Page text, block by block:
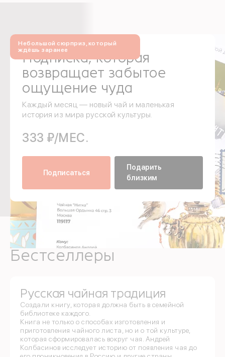
Небольшой сюрприз, который
ждёшь заранее
Подписка, которая
возвращает забытое
ощущение чуда
Каждый месяц — новый чай и маленькая
история из мира русской культуры.
333 ₽/МЕС.
Подписаться
Подарить
близким
Бестселлеры
Русская чайная традиция
Создали книгу, которая должна быть в семейной
библиотеке каждого.
Книга не только о способах изготовления и
приготовления чайного листа, но и о той культуре,
которая сформировалась вокруг чая. Андрей
Колбасинов исследует историю от появления чая до